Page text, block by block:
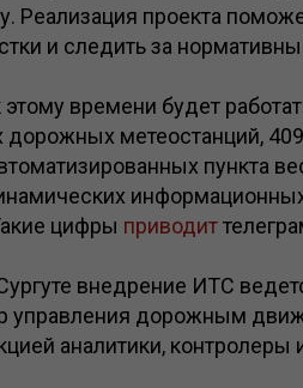
Реализация проекта
и следить за
времени будет
дорожных метеостанций,
пункта
цифры приводит
внедрение ИТС
управления дорожным
аналитики, контролеры